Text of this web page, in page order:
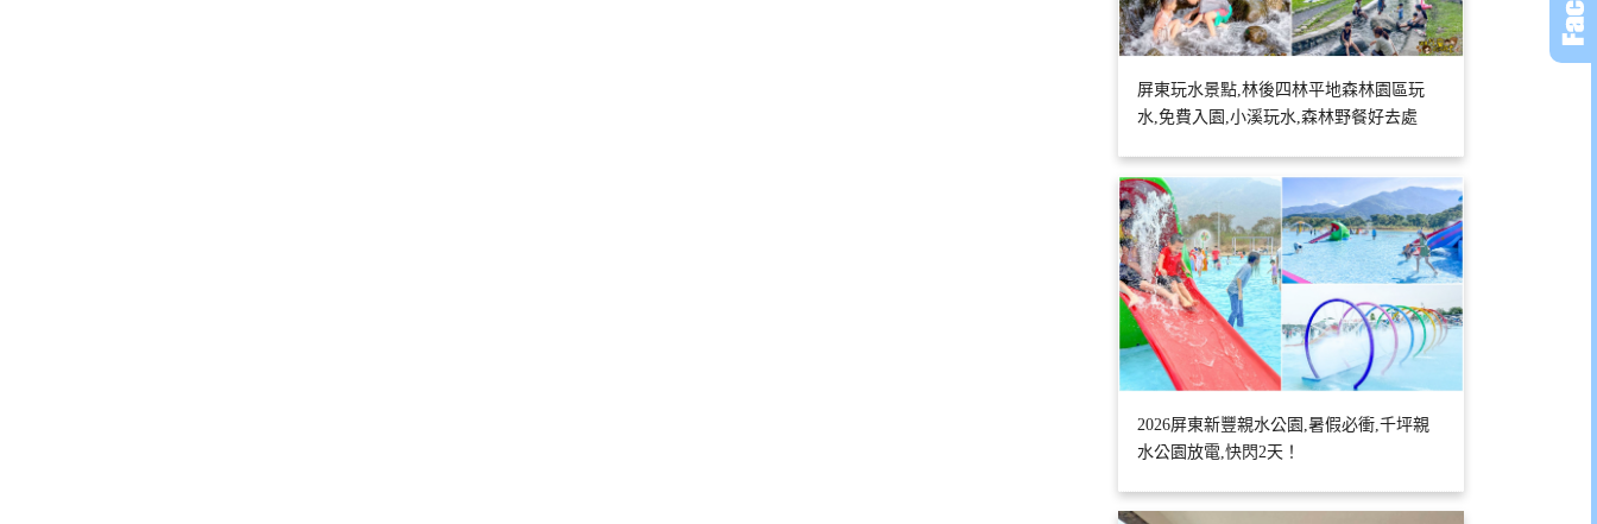
屏東玩水景點,林後四林平地森林園區玩
水,免費入園,小溪玩水,森林野餐好去處
2026屏東新豐親水公園,暑假必衝,千坪親
水公園放電,快閃2天！